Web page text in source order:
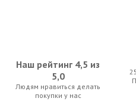
Наш рейтинг 4,5 из
5,0
Людям нравиться делать
покупки у нас